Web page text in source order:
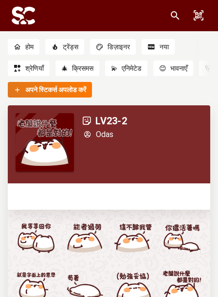
होम ट्रेंड्स डिज़ाइनर नया
श्रेणियाँ 🎄 क्रिसमस 💫 एनिमेटेड 😊 भावनाएँ 🐻
अपने स्टिकर्स अपलोड करें
LV23-2
Odas